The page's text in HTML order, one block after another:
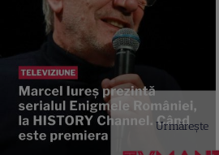
Urmărește